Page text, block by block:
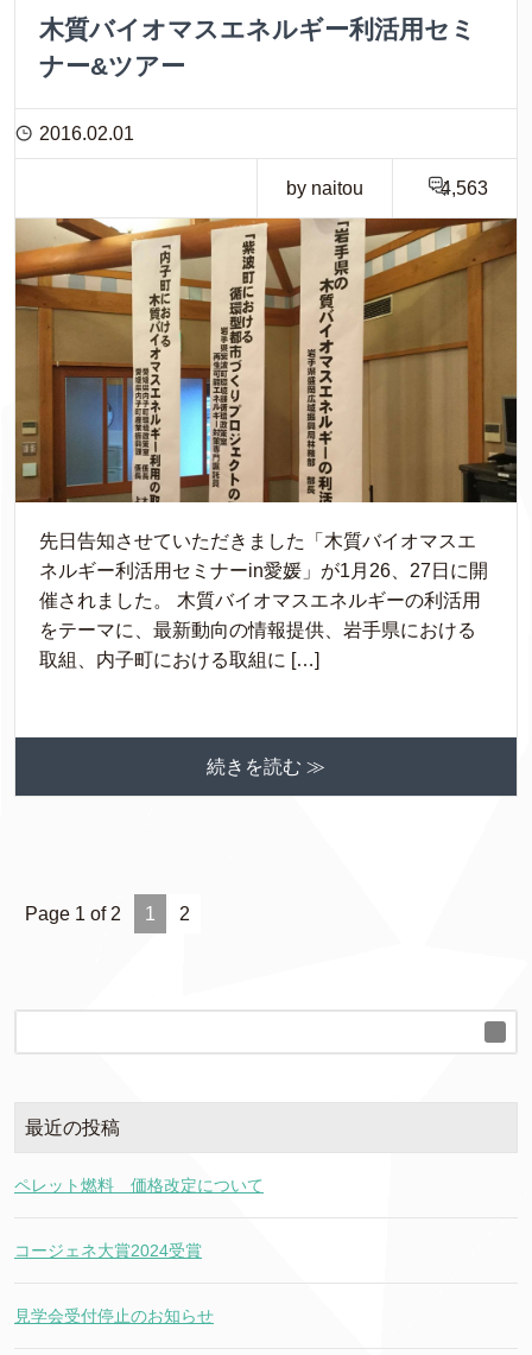
木質バイオマスエネルギー利活用セミ
ナー&ツアー
2016.02.01
by naitou 4,563
先日告知させていただきました「木質バイオマスエ
ネルギー利活用セミナーin愛媛」が1月26、27日に開
催されました。 木質バイオマスエネルギーの利活用
をテーマに、最新動向の情報提供、岩手県における
取組、内子町における取組に […]
続きを読む ≫
Page 1 of 2 1 2
最近の投稿
ペレット燃料 価格改定について
コージェネ大賞2024受賞
見学会受付停止のお知らせ